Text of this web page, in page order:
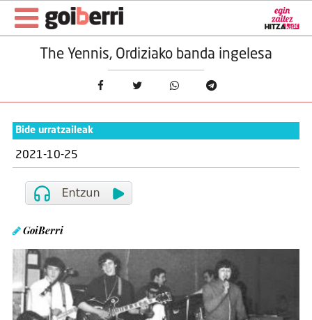
The Yennis, Ordiziako banda ingelesa
Bide urratzaileak
2021-10-25
GoiBerri